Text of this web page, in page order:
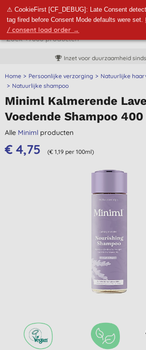
⚠ CookieFirst [CF_DEBUG]: Late Consent
tag fired before Consent Mode defaults were set.
/ consent load order →
Inzet voor duurzaamheid
Home Persoonlijke verzorging
Natuurlijke
Natuurlijke shampoo
Miniml Kalmerende
Voedende Shampoo
Alle Miniml producten
€ 4,75 (€ 1,19 per 100ml)